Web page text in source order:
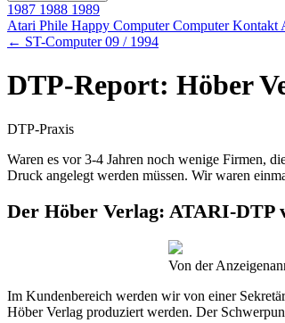
1987 1988 1989
Atari Phile Happy ComputerComputer Kontakt
← ST-Computer 09 / 1994
DTP-Report: Höber
DTP-Praxis
Waren es vor 3-4 Jahren noch wenige Firmen,
Druck angelegt werden müssen. Wir waren
Der Höber Verlag: ATARI-DTP
Von der
Im Kundenbereich werden wir von einer
Höber Verlag produziert werden. Der